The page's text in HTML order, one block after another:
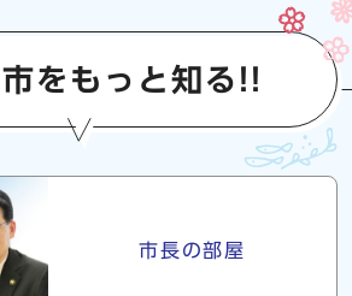
をもっと知る!!
市長の部屋